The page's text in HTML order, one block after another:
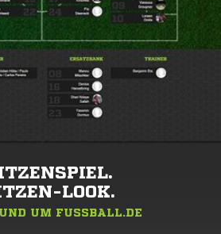
LOOK.
UM FUSSBALL.DE